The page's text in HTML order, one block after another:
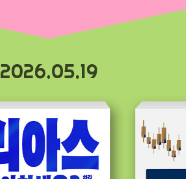
2026.05.19